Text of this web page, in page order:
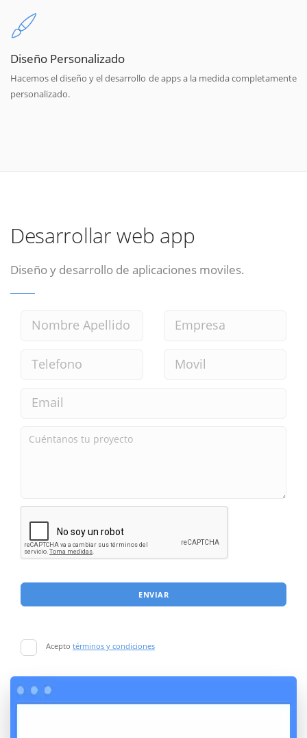
Diseño Personalizado
Hacemos el diseño y el desarrollo de apps a la medida completamente
personalizado.
Desarrollar web app
Diseño y desarrollo de aplicaciones moviles.
ENVIAR
Acepto términos y condiciones